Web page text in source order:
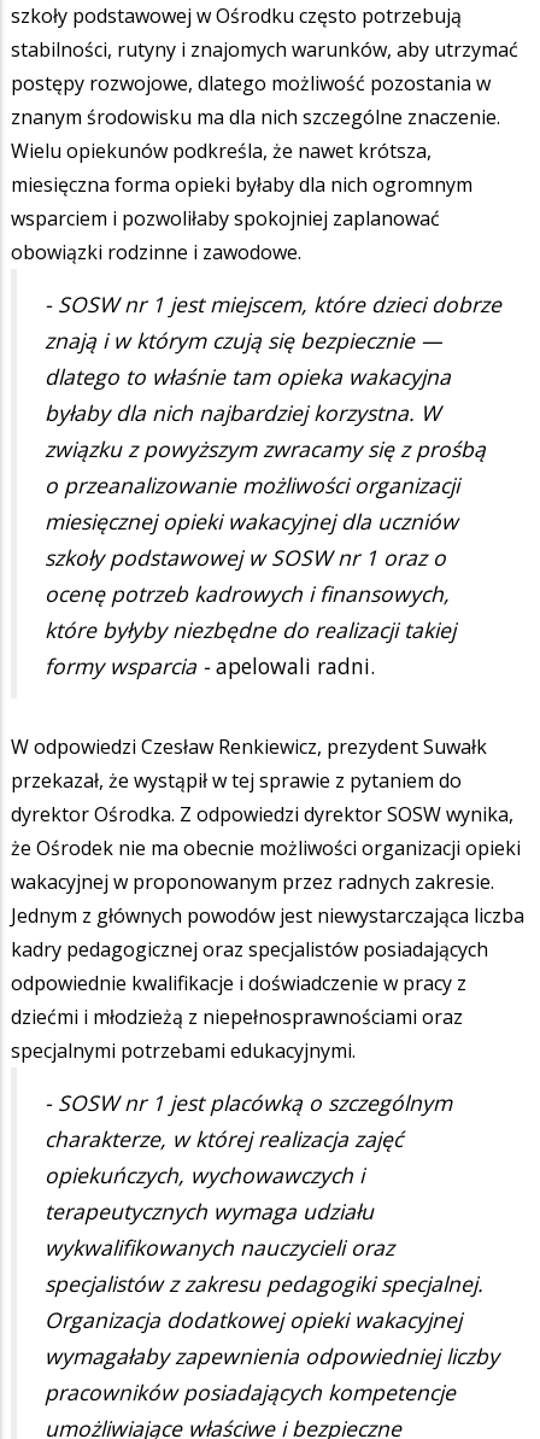
szkoły podstawowej w Ośrodku często potrzebują
stabilności, rutyny i znajomych warunków, aby utrzymać
postępy rozwojowe, dlatego możliwość pozostania w
znanym środowisku ma dla nich szczególne znaczenie.
Wielu opiekunów podkreśla, że nawet krótsza,
miesięczna forma opieki byłaby dla nich ogromnym
wsparciem i pozwoliłaby spokojniej zaplanować
obowiązki rodzinne i zawodowe.
- SOSW nr 1 jest miejscem, które dzieci dobrze
znają i w którym czują się bezpiecznie —
dlatego to właśnie tam opieka wakacyjna
byłaby dla nich najbardziej korzystna. W
związku z powyższym zwracamy się z prośbą
o przeanalizowanie możliwości organizacji
miesięcznej opieki wakacyjnej dla uczniów
szkoły podstawowej w SOSW nr 1 oraz o
ocenę potrzeb kadrowych i finansowych,
które byłyby niezbędne do realizacji takiej
formy wsparcia - apelowali radni.
W odpowiedzi Czesław Renkiewicz, prezydent Suwałk
przekazał, że wystąpił w tej sprawie z pytaniem do
dyrektor Ośrodka. Z odpowiedzi dyrektor SOSW wynika,
że Ośrodek nie ma obecnie możliwości organizacji opieki
wakacyjnej w proponowanym przez radnych zakresie.
Jednym z głównych powodów jest niewystarczająca liczba
kadry pedagogicznej oraz specjalistów posiadających
odpowiednie kwalifikacje i doświadczenie w pracy z
dziećmi i młodzieżą z niepełnosprawnościami oraz
specjalnymi potrzebami edukacyjnymi.
- SOSW nr 1 jest placówką o szczególnym
charakterze, w której realizacja zajęć
opiekuńczych, wychowawczych i
terapeutycznych wymaga udziału
wykwalifikowanych nauczycieli oraz
specjalistów z zakresu pedagogiki specjalnej.
Organizacja dodatkowej opieki wakacyjnej
wymagałaby zapewnienia odpowiedniej liczby
pracowników posiadających kompetencje
umożliwiające właściwe i bezpieczne